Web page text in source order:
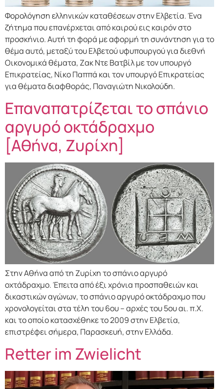
Φορολόγηση ελληνικών καταθέσεων στην Ελβετία. Ένα
ζήτημα που επανέρχεται από καιρού εις καιρόν στο
προσκήνιο. Αυτή τη φορά με αφορμή τη συνάντηση για το
θέμα αυτό, μεταξύ του Ελβετού υφυπουργού για διεθνή
Οικονομικά θέματα, Ζακ Ντε Βατβίλ με τον υπουργό
Επικρατείας, Νίκο Παππά και τον υπουργό Επικρατείας
για θέματα διαφθοράς, Παναγιώτη Νικολούδη.
Επαναπατρίζεται το σπάνιο
αργυρό οκτάδραχμο
[Αθήνα, Ζυρίχη]
Στην Αθήνα από τη Ζυρίχη το σπάνιο αργυρό
οχτάδραχμο. Έπειτα από έξι χρόνια προσπαθειών και
δικαστικών αγώνων, το σπάνιο αργυρό οκτάδραχμο που
χρονολογείται στα τέλη του 6ου – αρχές του 5ου αι. π.Χ.
και το οποίο κατασχέθηκε το 2009 στην Ελβετία,
επιστρέφει σήμερα, Παρασκευή, στην Ελλάδα.
Retter im Zwielicht